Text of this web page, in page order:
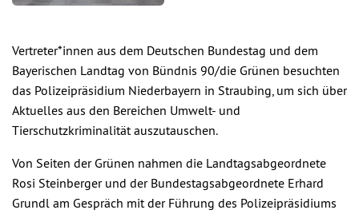
Vertreter*innen aus dem Deutschen Bundestag und dem
Bayerischen Landtag von Bündnis 90/die Grünen besuchten
das Polizeipräsidium Niederbayern in Straubing, um sich über
Aktuelles aus den Bereichen Umwelt- und
Tierschutzkriminalität auszutauschen.
Von Seiten der Grünen nahmen die Landtagsabgeordnete
Rosi Steinberger und der Bundestagsabgeordnete Erhard
Grundl am Gespräch mit der Führung des Polizeipräsidiums